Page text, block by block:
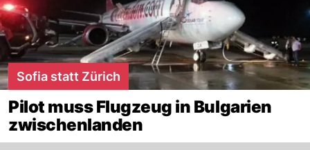
Sofia statt Zürich
Pilot muss Flugzeug in Bulgarien
zwischenlanden